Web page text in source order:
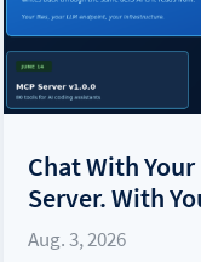
Chat With
Server. With
Aug. 3, 2026